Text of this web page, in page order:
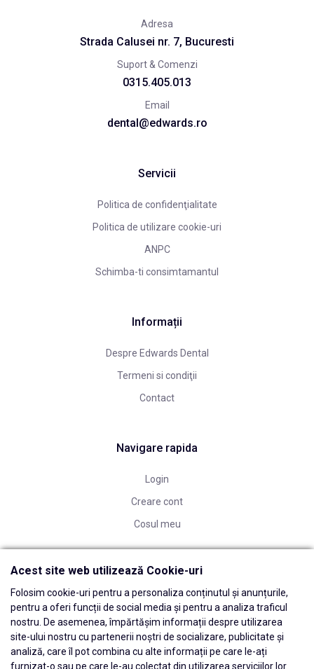
Adresa
Strada Calusei nr. 7, Bucuresti
Suport & Comenzi
0315.405.013
Email
dental@edwards.ro
Servicii
Politica de confidenţialitate
Politica de utilizare cookie-uri
ANPC
Schimba-ti consimtamantul
Informații
Despre Edwards Dental
Termeni si condiţii
Contact
Navigare rapida
Login
Creare cont
Cosul meu
Acest site web utilizează Cookie-uri
Folosim cookie-uri pentru a personaliza conținutul și anunțurile,
pentru a oferi funcții de social media și pentru a analiza traficul
nostru. De asemenea, împărtășim informații despre utilizarea
site-ului nostru cu partenerii noștri de socializare, publicitate și
analiză, care îl pot combina cu alte informații pe care le-ați
furnizat-o sau pe care le-au colectat din utilizarea serviciilor lor.